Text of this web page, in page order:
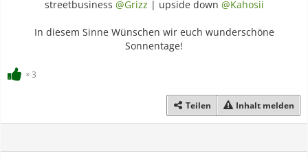
streetbusiness @Grizz | upside down @Kahosii
In diesem Sinne Wünschen wir euch wunderschöne
Sonnentage!
3
Teilen Inhalt melden